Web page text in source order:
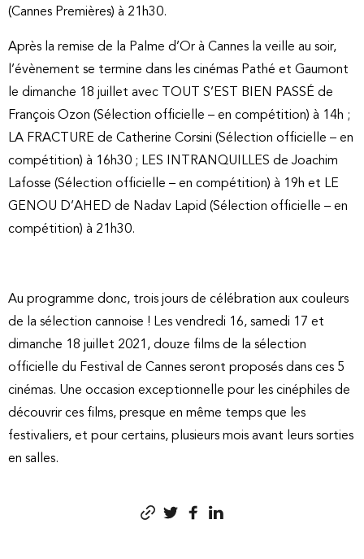
(Cannes Premières) à 21h30.
Après la remise de la Palme d’Or à Cannes la veille au soir,
l’évènement se termine dans les cinémas Pathé et Gaumont
le dimanche 18 juillet avec TOUT S’EST BIEN PASSÉ de
François Ozon (Sélection officielle – en compétition) à 14h ;
LA FRACTURE de Catherine Corsini (Sélection officielle – en
compétition) à 16h30 ; LES INTRANQUILLES de Joachim
Lafosse (Sélection officielle – en compétition) à 19h et LE
GENOU D’AHED de Nadav Lapid (Sélection officielle – en
compétition) à 21h30.
Au programme donc, trois jours de célébration aux couleurs
de la sélection cannoise ! Les vendredi 16, samedi 17 et
dimanche 18 juillet 2021, douze films de la sélection
officielle du Festival de Cannes seront proposés dans ces 5
cinémas. Une occasion exceptionnelle pour les cinéphiles de
découvrir ces films, presque en même temps que les
festivaliers, et pour certains, plusieurs mois avant leurs sorties
en salles.